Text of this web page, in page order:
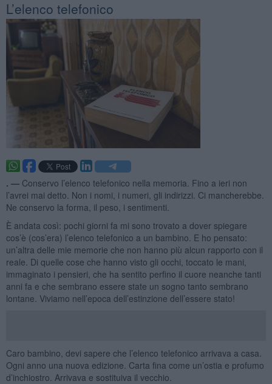
​L’elenco telefonico
. — Conservo l’elenco telefonico nella memoria. Fino a ieri non
l’avrei mai detto. Non i nomi, i numeri, gli indirizzi. Ci mancherebbe.
Ne conservo la forma, il peso, i sentimenti.
È andata così: pochi giorni fa mi sono trovato a dover spiegare
cos’è (cos’era) l’elenco telefonico a un bambino. E ho pensato:
un’altra delle mie memorie che non hanno più alcun rapporto con il
reale. Di quelle cose che hanno visto gli occhi, toccato le mani,
immaginato i pensieri, che ha sentito perfino il cuore neanche tanti
anni fa e che sembrano essere state un sogno tanto sembrano
lontane. Viviamo nell’epoca dell’estinzione dell’essere stato!
Caro bambino, devi sapere che l’elenco telefonico arrivava a casa.
Ogni anno una nuova edizione. Carta fina come un’ostia e profumo
d’inchiostro. Arrivava e sostituiva il vecchio.